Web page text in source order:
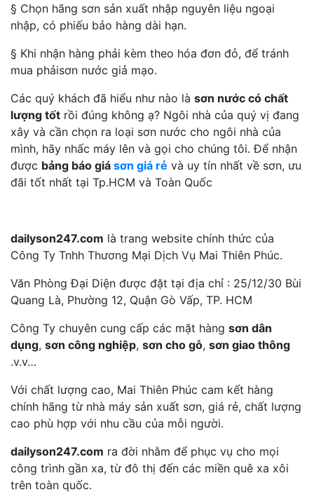
§ Chọn hãng sơn sản xuất nhập nguyên liệu ngoại
nhập, có phiếu bảo hàng dài hạn.
§ Khi nhận hàng phải kèm theo hóa đơn đỏ, để tránh
mua phảisơn nước giả mạo.
Các quý khách đã hiểu như nào là sơn nước có chất
lượng tốt rồi đúng không ạ? Ngôi nhà của quý vị đang
xây và cần chọn ra loại sơn nước cho ngôi nhà của
mình, hãy nhấc máy lên và gọi cho chúng tôi. Để nhận
được bảng báo giá sơn giá rẻ và uy tín nhất về sơn, ưu
đãi tốt nhất tại Tp.HCM và Toàn Quốc
dailyson247.com là trang website chính thức của
Công Ty Tnhh Thương Mại Dịch Vụ Mai Thiên Phúc.
Văn Phòng Đại Diện được đặt tại địa chỉ : 25/12/30 Bùi
Quang Là, Phường 12, Quận Gò Vấp, TP. HCM
Công Ty chuyên cung cấp các mặt hàng sơn dân
dụng, sơn công nghiệp, sơn cho gỗ, sơn giao thông
.v.v…
Với chất lượng cao, Mai Thiên Phúc cam kết hàng
chính hãng từ nhà máy sản xuất sơn, giá rẻ, chất lượng
cao phù hợp với nhu cầu của mỗi người.
dailyson247.com ra đời nhằm để phục vụ cho mọi
công trình gần xa, từ đô thị đến các miền quê xa xôi
trên toàn quốc.